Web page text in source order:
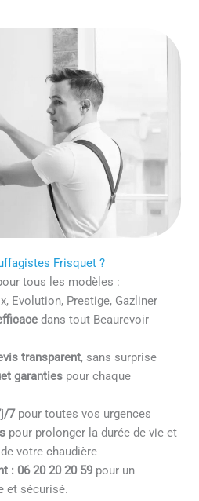
Frisquet ?
tous les modèles :
Evolution, Prestige, Gazliner
dans tout Beaurevoir
transparent, sans surprise
garantiespour chaque
7pour toutes vos urgences
pour prolonger la durée de vie et
votre chaudière
: 06 20 20 20 59pour un
et sécurisé.